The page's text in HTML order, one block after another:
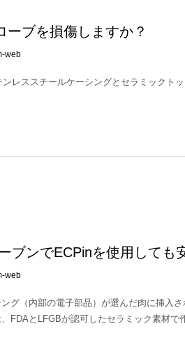
ーブを損傷しますか？
web
レススチールケーシングとセラミックト
ブンでECPinを使用しても
web
グ（内部の電子部品）が選んだ肉に挿入
FDAとLFGBが認可したセラミック素材で